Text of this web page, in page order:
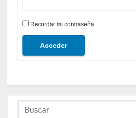
Recordar mi contraseña
Acceder